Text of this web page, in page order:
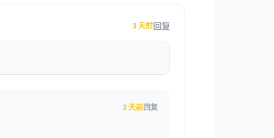
3 天前 回复
3 天前回复